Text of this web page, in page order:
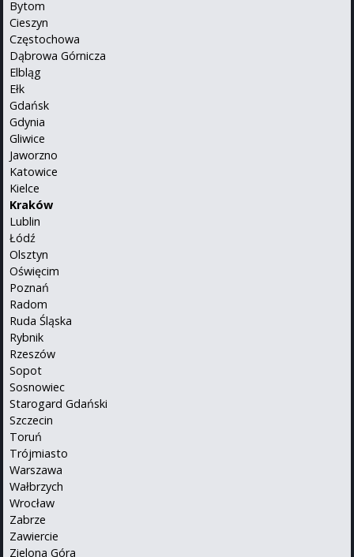
Bytom
Cieszyn
Częstochowa
Dąbrowa Górnicza
Elbląg
Ełk
Gdańsk
Gdynia
Gliwice
Jaworzno
Katowice
Kielce
Kraków
Lublin
Łódź
Olsztyn
Oświęcim
Poznań
Radom
Ruda Śląska
Rybnik
Rzeszów
Sopot
Sosnowiec
Starogard Gdański
Szczecin
Toruń
Trójmiasto
Warszawa
Wałbrzych
Wrocław
Zabrze
Zawiercie
Zielona Góra